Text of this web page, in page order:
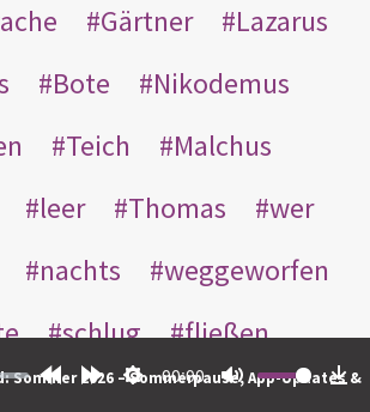
00:00
Sommer 2026 – Sommerpause, App-Updates &
Gärtner
Lazarus
Bote
Nikodemus
Teich
Malchus
leer Thomas
wer
nachts
weggeworfen
schlug
fließen
Martha Opferlamm